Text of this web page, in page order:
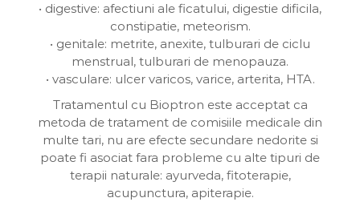
• digestive: afectiuni ale ficatului, digestie dificila,
constipatie, meteorism.
• genitale: metrite, anexite, tulburari de ciclu
menstrual, tulburari de menopauza.
• vasculare: ulcer varicos, varice, arterita, HTA.
Tratamentul cu Bioptron este acceptat ca
metoda de tratament de comisiile medicale din
multe tari, nu are efecte secundare nedorite si
poate fi asociat fara probleme cu alte tipuri de
terapii naturale: ayurveda, fitoterapie,
acupunctura, apiterapie.